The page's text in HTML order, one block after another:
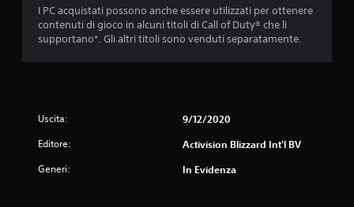
l
l
u
I PC acquistati possono anche essere utilizzati per ottenere
contenuti di gioco in alcuni titoli di Call of Duty® che li
supportano*. Gli altri titoli sono venduti separatamente.
Uscita: 9/12/2020
Editore: Activision Blizzard Int'l BV
Generi: In Evidenza